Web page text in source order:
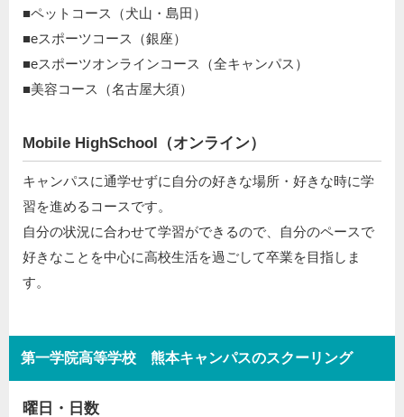
■ペットコース（犬山・島田）
■eスポーツコース（銀座）
■eスポーツオンラインコース（全キャンパス）
■美容コース（名古屋大須）
Mobile HighSchool（オンライン）
キャンパスに通学せずに自分の好きな場所・好きな時に学
習を進めるコースです。
自分の状況に合わせて学習ができるので、自分のペースで
好きなことを中心に高校生活を過ごして卒業を目指しま
す。
第一学院高等学校 熊本キャンパスのスクーリング
曜日・日数